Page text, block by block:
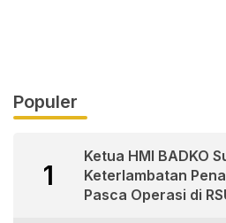
Populer
1
Ketua HMI BADKO
Keterlambatan
Pasca Operasi di